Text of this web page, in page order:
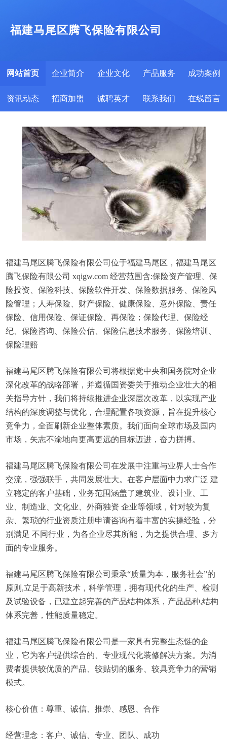
福建马尾区腾飞保险有限公司
网站首页 企业简介 企业文化 产品服务 成功案例
资讯动态 招商加盟 诚聘英才 联系我们 在线留言
福建马尾区腾飞保险有限公司位于福建马尾区，福建马尾区
腾飞保险有限公司 xqigw.com 经营范围含:保险资产管理、保
险投资、保险科技、保险软件开发、保险数据服务、保险风
险管理；人寿保险、财产保险、健康保险、意外保险、责任
保险、信用保险、保证保险、再保险；保险代理、保险经
纪、保险咨询、保险公估、保险信息技术服务、保险培训、
保险理赔
福建马尾区腾飞保险有限公司将根据党中央和国务院对企业
深化改革的战略部署，并遵循国资委关于推动企业壮大的相
关指导方针，我们将持续推进企业深层次改革，以实现产业
结构的深度调整与优化，合理配置各项资源，旨在提升核心
竞争力，全面刷新企业整体素质。我们面向全球市场及国内
市场，矢志不渝地向更高更远的目标迈进，奋力拼搏。
福建马尾区腾飞保险有限公司在发展中注重与业界人士合作
交流，强强联手，共同发展壮大。在客户层面中力求广泛 建
立稳定的客户基础，业务范围涵盖了建筑业、设计业、工
业、制造业、文化业、外商独资 企业等领域，针对较为复
杂、繁琐的行业资质注册申请咨询有着丰富的实操经验，分
别满足 不同行业，为各企业尽其所能，为之提供合理、多方
面的专业服务。
福建马尾区腾飞保险有限公司秉承“质量为本，服务社会”的
原则,立足于高新技术，科学管理，拥有现代化的生产、检测
及试验设备，已建立起完善的产品结构体系，产品品种,结构
体系完善，性能质量稳定。
福建马尾区腾飞保险有限公司是一家具有完整生态链的企
业，它为客户提供综合的、专业现代化装修解决方案。为消
费者提供较优质的产品、较贴切的服务、较具竞争力的营销
模式。
核心价值：尊重、诚信、推崇、感恩、合作
经营理念：客户、诚信、专业、团队、成功